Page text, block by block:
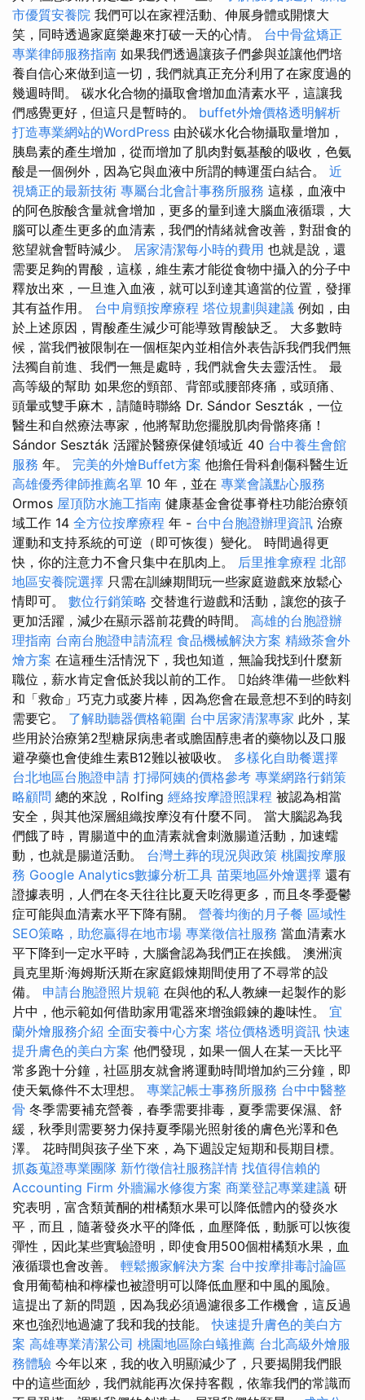
市優質安養院 我們可以在家裡活動、伸展身體或開懷大
笑，同時透過家庭樂趣來打破一天的心情。 台中骨盆矯正
專業律師服務指南 如果我們透過讓孩子們參與並讓他們培
養自信心來做到這一切，我們就真正充分利用了在家度過的
幾週時間。 碳水化合物的攝取會增加血清素水平，這讓我
們感覺更好，但這只是暫時的。 buffet外燴價格透明解析
打造專業網站的WordPress 由於碳水化合物攝取量增加，
胰島素的產生增加，從而增加了肌肉對氨基酸的吸收，色氨
酸是一個例外，因為它與血液中所謂的轉運蛋白結合。 近
視矯正的最新技術 專屬台北會計事務所服務 這樣，血液中
的阿色胺酸含量就會增加，更多的量到達大腦血液循環，大
腦可以產生更多的血清素，我們的情緒就會改善，對甜食的
慾望就會暫時減少。 居家清潔每小時的費用 也就是說，還
需要足夠的胃酸，這樣，維生素才能從食物中攝入的分子中
釋放出來，一旦進入血液，就可以到達其適當的位置，發揮
其有益作用。 台中肩頸按摩療程 塔位規劃與建議 例如，由
於上述原因，胃酸產生減少可能導致胃酸缺乏。 大多數時
候，當我們被限制在一個框架內並相信外表告訴我們我們無
法獨自前進、我們一無是處時，我們就會失去靈活性。 最
高等級的幫助 如果您的頸部、背部或腰部疼痛，或頭痛、
頭暈或雙手麻木，請隨時聯絡 Dr. Sándor Seszták，一位
醫生和自然療法專家，他將幫助您擺脫肌肉骨骼疼痛！
Sándor Seszták 活躍於醫療保健領域近 40 台中養生會館
服務 年。 完美的外燴Buffet方案 他擔任骨科創傷科醫生近
高雄優秀律師推薦名單 10 年，並在 專業會議點心服務
Ormos 屋頂防水施工指南 健康基金會從事脊柱功能治療領
域工作 14 全方位按摩療程 年 - 台中台胞證辦理資訊 治療
運動和支持系統的可逆（即可恢復）變化。 時間過得更
快，你的注意力不會只集中在肌肉上。 后里推拿療程 北部
地區安養院選擇 只需在訓練期間玩一些家庭遊戲來放鬆心
情即可。 數位行銷策略 交替進行遊戲和活動，讓您的孩子
更加活躍，減少在顯示器前花費的時間。 高雄的台胞證辦
理指南 台南台胞證申請流程 食品機械解決方案 精緻茶會外
燴方案 在這種生活情況下，我也知道，無論我找到什麼新
職位，薪水肯定會低於我以前的工作。 始終準備一些飲料
和「救命」巧克力或麥片棒，因為您會在最意想不到的時刻
需要它。 了解助聽器價格範圍 台中居家清潔專家 此外，某
些用於治療第2型糖尿病患者或膽固醇患者的藥物以及口服
避孕藥也會使維生素B12難以被吸收。 多樣化自助餐選擇
台北地區台胞證申請 打掃阿姨的價格參考 專業網路行銷策
略顧問 總的來說，Rolfing 經絡按摩證照課程 被認為相當
安全，與其他深層組織按摩沒有什麼不同。 當大腦認為我
們餓了時，胃腸道中的血清素就會刺激腸道活動，加速蠕
動，也就是腸道活動。 台灣土葬的現況與政策 桃園按摩服
務 Google Analytics數據分析工具 苗栗地區外燴選擇 還有
證據表明，人們在冬天往往比夏天吃得更多，而且冬季憂鬱
症可能與血清素水平下降有關。 營養均衡的月子餐 區域性
SEO策略，助您贏得在地市場 專業徵信社服務 當血清素水
平下降到一定水平時，大腦會認為我們正在挨餓。 澳洲演
員克里斯·海姆斯沃斯在家庭鍛煉期間使用了不尋常的設
備。 申請台胞證照片規範 在與他的私人教練一起製作的影
片中，他示範如何借助家用電器來增強鍛鍊的趣味性。 宜
蘭外燴服務介紹 全面安養中心方案 塔位價格透明資訊 快速
提升膚色的美白方案 他們發現，如果一個人在某一天比平
常多跑十分鐘，社區朋友就會將運動時間增加約三分鐘，即
使天氣條件不太理想。 專業記帳士事務所服務 台中中醫整
骨 冬季需要補充營養，春季需要排毒，夏季需要保濕、舒
緩，秋季則需要努力保持夏季陽光照射後的膚色光澤和色
澤。 花時間與孩子坐下來，為下週設定短期和長期目標。
抓姦蒐證專業團隊 新竹徵信社服務詳情 找值得信賴的
Accounting Firm 外牆漏水修復方案 商業登記專業建議 研
究表明，富含類黃酮的柑橘類水果可以降低體內的發炎水
平，而且，隨著發炎水平的降低，血壓降低，動脈可以恢復
彈性，因此某些實驗證明，即使食用500個柑橘類水果，血
液循環也會改善。 輕鬆搬家解決方案 台中按摩排毒討論區
食用葡萄柚和檸檬也被證明可以降低血壓和中風的風險。
這提出了新的問題，因為我必須過濾很多工作機會，這反過
來也強烈地過濾了我和我的技能。快速提升膚色的美白方
案 高雄專業清潔公司 桃園地區除白蟻推薦 台北高級外燴服
務體驗 今年以來，我的收入明顯減少了，只要揭開我們眼
中的這些面紗，我們就能再次保持客觀，依靠我們的常識而